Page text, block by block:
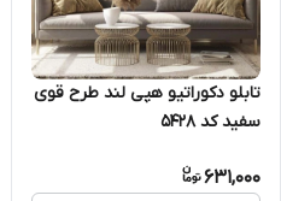
تابلو دکوراتیو هپی لند طرح قوی
سفید کد 5428
631,000